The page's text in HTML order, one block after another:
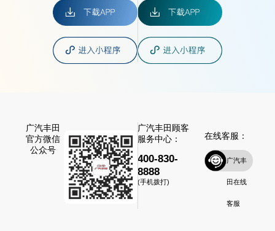
广汽丰田
官方微信
公众号
广汽丰田顾客
服务中心：
400-830-
8888
(手机拨打)
在线客服：
广汽丰
田在线
客服